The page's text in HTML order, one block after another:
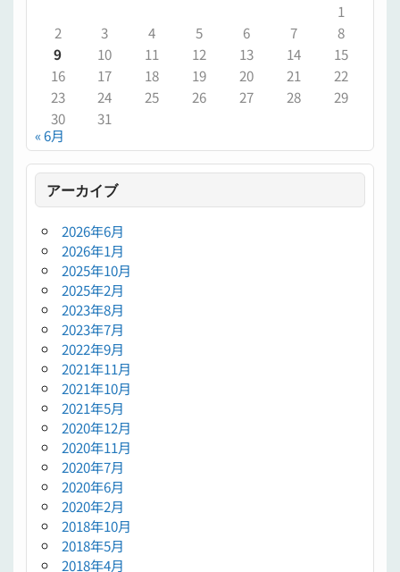
1
2
3 4 5 6 7
8
9
10 11 12 13 14
15
16
17 18 19 20 21
22
23
24 25 26 27 28
29
30
31
« 6月
アーカイブ
2026年6月
2026年1月
2025年10月
2025年2月
2023年8月
2023年7月
2022年9月
2021年11月
2021年10月
2021年5月
2020年12月
2020年11月
2020年7月
2020年6月
2020年2月
2018年10月
2018年5月
2018年4月